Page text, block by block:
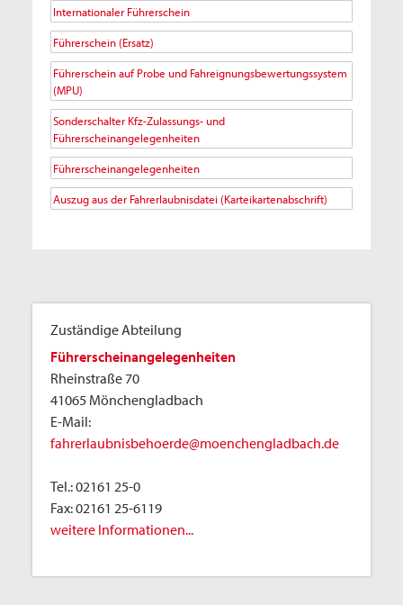
Internationaler Führerschein
Führerschein (Ersatz)
Führerschein auf Probe und Fahreignungsbewertungssystem
(MPU)
Sonderschalter Kfz-Zulassungs- und
Führerscheinangelegenheiten
Führerscheinangelegenheiten
Auszug aus der Fahrerlaubnisdatei (Karteikartenabschrift)
Zuständige Abteilung
Führerscheinangelegenheiten
Rheinstraße 70
41065 Mönchengladbach
E-Mail:
fahrerlaubnisbehoerde@moenchengladbach.de
Tel.:02161 25-0
Fax:02161 25-6119
weitere Informationen...